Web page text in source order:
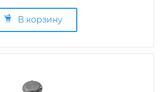
В корзину